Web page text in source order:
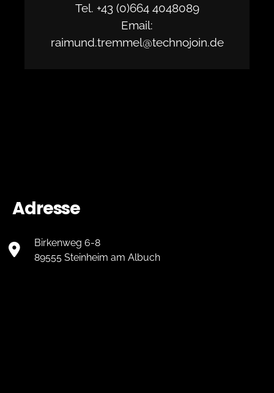
Tel. +43 (0)664 4048089
Email:
raimund.tremmel@technojoin.de
Adresse
Birkenweg 6-8
89555 Steinheim am Albuch